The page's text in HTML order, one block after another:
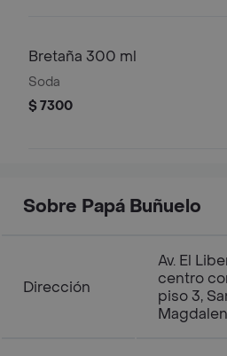
Bretaña 300 ml
Soda
$ 7300
Sobre Papá Buñuelo
Dirección
Av. El
centro
piso 3,